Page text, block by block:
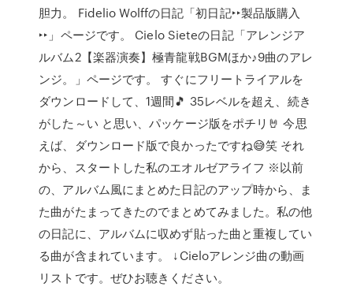
胆力。 Fidelio Wolffの日記「初日記‣‣製品版購入
‣‣」ページです。 Cielo Sieteの日記「アレンジア
ルバム2【楽器演奏】極青龍戦BGMほか♪9曲のアレ
ンジ。」ページです。 すぐにフリートライアルを
ダウンロードして、1週間🎵 35レベルを超え、続き
がした～い と思い、パッケージ版をポチリ🤘 今思
えば、ダウンロード版で良かったですね😅笑 それ
から、スタートした私のエオルゼアライフ ※以前
の、アルバム風にまとめた日記のアップ時から、ま
た曲がたまってきたのでまとめてみました。私の他
の日記に、アルバムに収めず貼った曲と重複してい
る曲が含まれています。 ↓Cieloアレンジ曲の動画
リストです。ぜひお聴きください。